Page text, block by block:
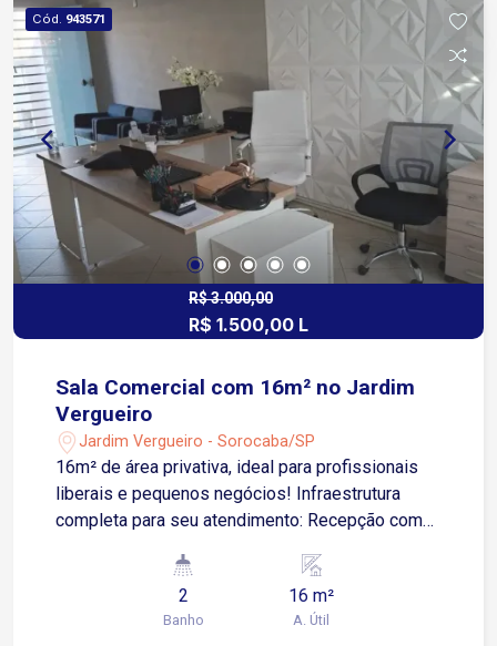
fluxo de pessoas e veículos ao redor. Agende
sua visita e aproveite essa oportunidade para
impulsionar seu negócio!
Cód. 943571
R$ 3.000,00
R$ 1.500,00 L
Sala Comercial com 16m² no Jardim
Vergueiro
Jardim Vergueiro - Sorocaba/SP
16m² de área privativa, ideal para profissionais
liberais e pequenos negócios! Infraestrutura
completa para seu atendimento: Recepção com
uso comum 3 vagas rotativas para maior
comodidade dos clientes Água e luz inclusas no
valor da locação Localização estratégica: A
2
Banho
16 m²
A. Útil